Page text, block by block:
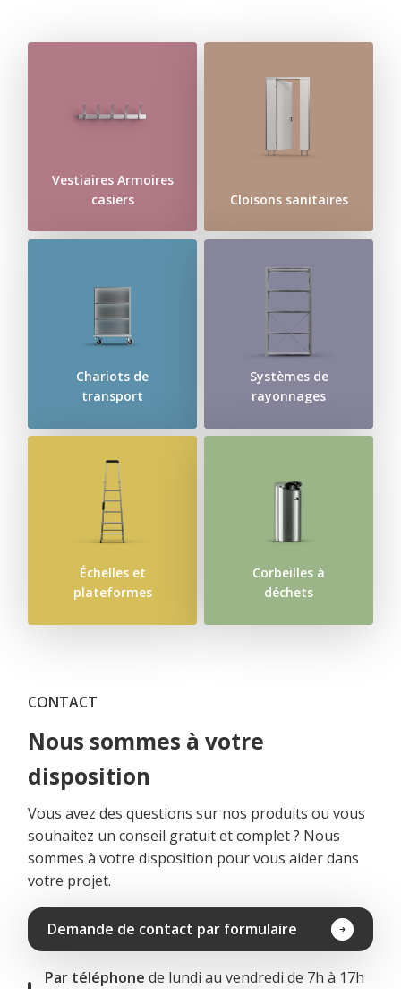
Vestiaires Armoires
casiers
Cloisons sanitaires
Chariots de
transport
Systèmes de
rayonnages
Échelles et
plateformes
Corbeilles à
déchets
CONTACT
Nous sommes à votre
disposition
Vous avez des questions sur nos produits ou vous
souhaitez un conseil gratuit et complet ? Nous
sommes à votre disposition pour vous aider dans
votre projet.
Demande de contact par formulaire
Par téléphone de lundi au vendredi de 7h à 17h